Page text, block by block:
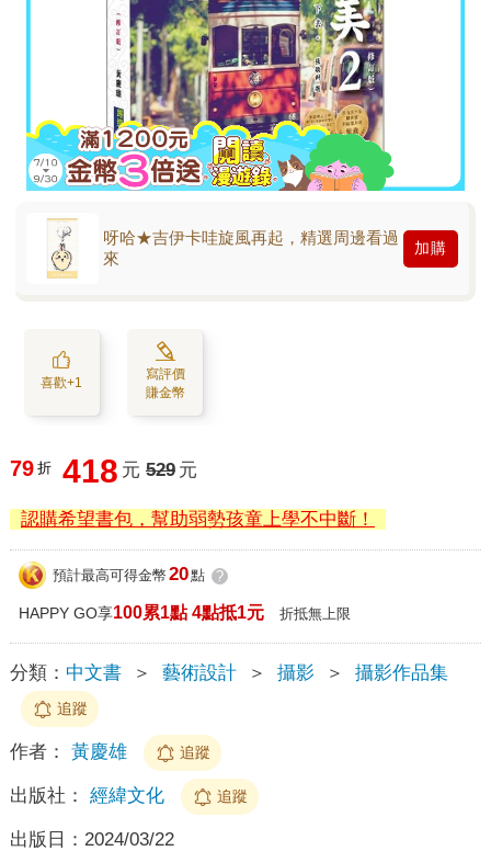
呀哈★吉伊卡哇旋風再起，精選周邊看過
來
加購
喜歡+1
寫評價
賺金幣
79 折 418 元 529 元
認購希望書包，幫助弱勢孩童上學不中斷！
預計最高可得金幣 20點 ?
HAPPY GO享100累1點 4點抵1元 折抵無上限
分類： 中文書 ＞ 藝術設計 ＞ 攝影 ＞ 攝影作品集
追蹤
作者： 黃慶雄 追蹤
出版社： 經緯文化 追蹤
出版日： 2024/03/22